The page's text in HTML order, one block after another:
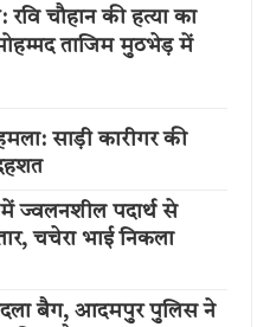
रवि चौहान की हत्या का
ताजिम मुठभेड़ में
साड़ी कारीगर की
में ज्वलनशील पदार्थ से
चचेरा भाई निकला
बैग, आदमपुर पुलिस ने